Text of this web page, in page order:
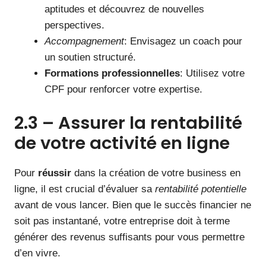
aptitudes et découvrez de nouvelles
perspectives.
Accompagnement: Envisagez un coach pour
un soutien structuré.
Formations professionnelles: Utilisez votre
CPF pour renforcer votre expertise.
2.3 – Assurer la rentabilité
de votre activité en ligne
Pour réussir dans la création de votre business en
ligne, il est crucial d’évaluer sa rentabilité potentielle
avant de vous lancer. Bien que le succès financier ne
soit pas instantané, votre entreprise doit à terme
générer des revenus suffisants pour vous permettre
d’en vivre.